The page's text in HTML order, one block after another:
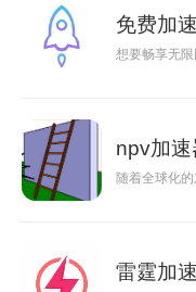
免费加
想要畅享无
npv加速
随着全球化
雷霆加